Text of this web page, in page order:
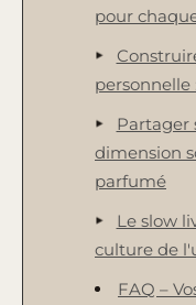
pour
Partager
dimension
parfumé
Le slow
culture de
FAQ –